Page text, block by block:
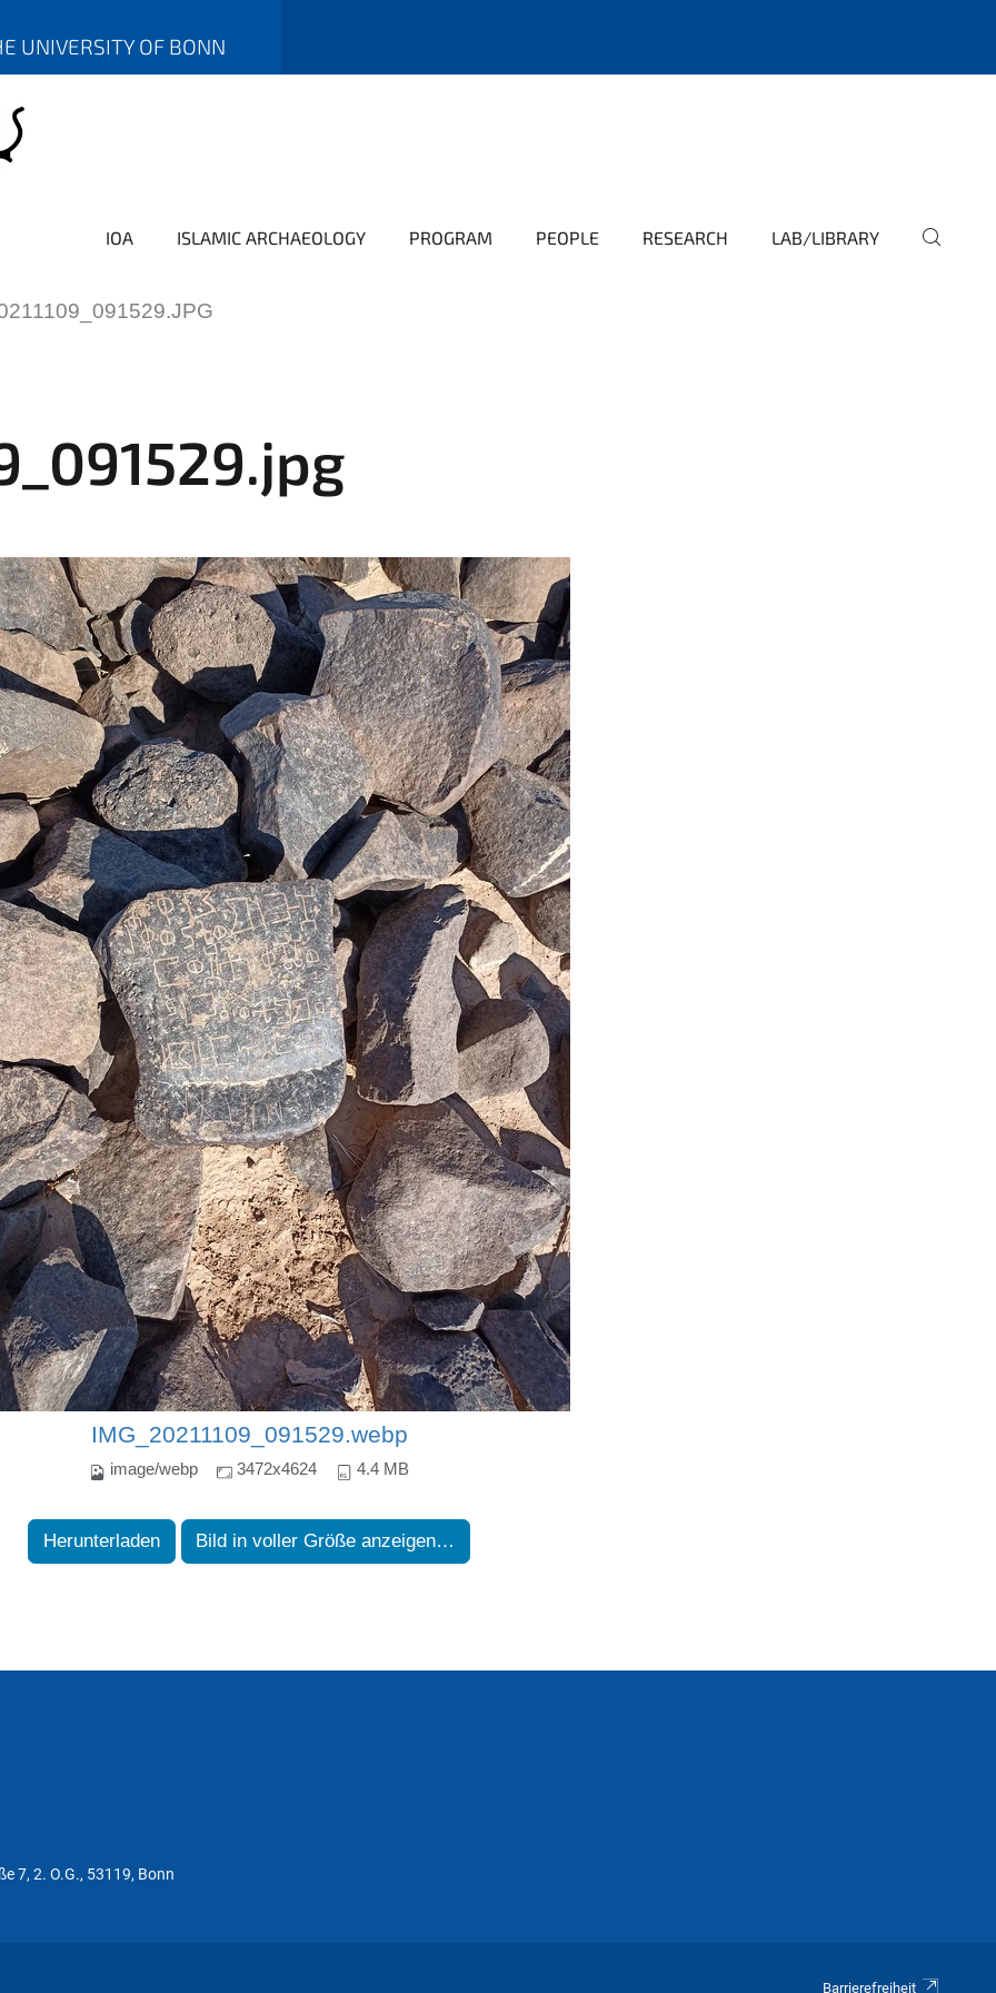
UNIVERSITY OF BONN
IOA ISLAMIC ARCHAEOLOGY PROGRAM PEOPLE RESEARCH LAB/LIBRARY
IMG_20211109_091529.webp
image/webp 3472x4624 4.4 MB
Herunterladen Bild in voller Größe anzeigen…
7, 2. O.G., 53119, Bonn
Barrierefreiheit